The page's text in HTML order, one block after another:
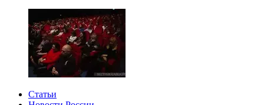
Статьи